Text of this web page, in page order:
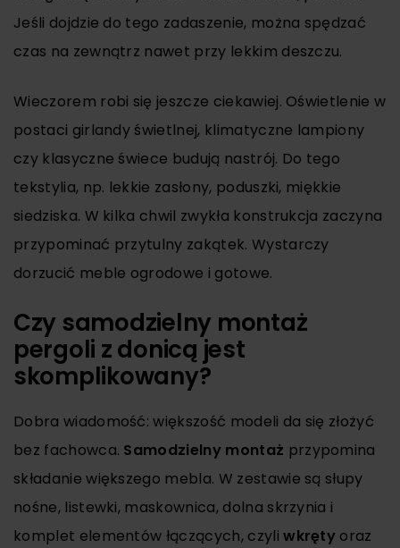
Jeśli dojdzie do tego zadaszenie, można spędzać
czas na zewnątrz nawet przy lekkim deszczu.
Wieczorem robi się jeszcze ciekawiej. Oświetlenie w
postaci girlandy świetlnej, klimatyczne lampiony
czy klasyczne świece budują nastrój. Do tego
tekstylia, np. lekkie zasłony, poduszki, miękkie
siedziska. W kilka chwil zwykła konstrukcja zaczyna
przypominać przytulny zakątek. Wystarczy
dorzucić meble ogrodowe i gotowe.
Czy samodzielny montaż
pergoli z donicą jest
skomplikowany?
Dobra wiadomość: większość modeli da się złożyć
bez fachowca. Samodzielny montaż przypomina
składanie większego mebla. W zestawie są słupy
nośne, listewki, maskownica, dolna skrzynia i
komplet elementów łączących, czyliwkręty oraz